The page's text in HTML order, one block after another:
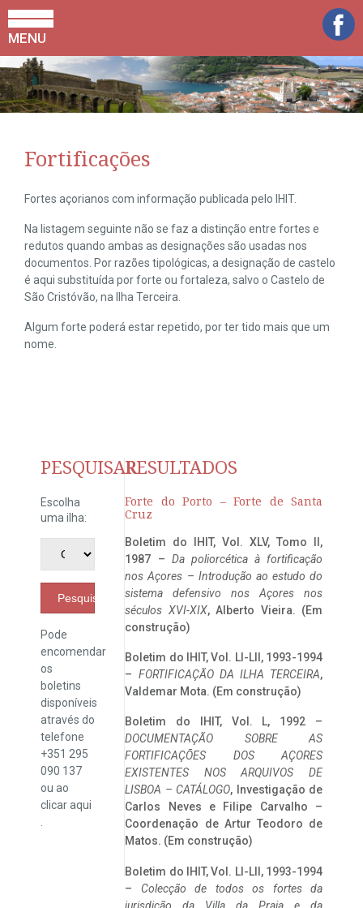
MENU
Fortificações
Fortes açorianos com informação publicada pelo IHIT.
Na listagem seguinte não se faz a distinção entre fortes e
redutos quando ambas as designações são usadas nos
documentos. Por razões tipológicas, a designação de castelo
é aqui substituída por forte ou fortaleza, salvo o Castelo de
São Cristóvão, na Ilha Terceira.
Algum forte poderá estar repetido, por ter tido mais que um
nome.
PESQUISAR
Escolha
uma ilha:
Pesquisar
Pode
encomendar
os
boletins
disponíveis
através do
telefone
+351 295
090 137
ou ao
clicaraqui
RESULTADOS
Forte do Porto – Forte de Santa
Cruz
Boletim do IHIT, Vol. XLV, Tomo II,
1987 – Da poliorcética à fortificação
nos Açores – Introdução ao estudo do
sistema defensivo nos Açores nos
séculos XVI-XIX, Alberto Vieira. (Em
construção)
Boletim do IHIT, Vol. LI-LII, 1993-1994
– FORTIFICAÇÃO DA ILHA TERCEIRA,
Valdemar Mota. (Em construção)
Boletim do IHIT, Vol. L, 1992 –
DOCUMENTAÇÃO SOBRE AS
FORTIFICAÇÕES DOS AÇORES
EXISTENTES NOS ARQUIVOS DE
LISBOA – CATÁLOGO, Investigação de
Carlos Neves e Filipe Carvalho –
Coordenação de Artur Teodoro de
Matos. (Em construção)
Boletim do IHIT, Vol. LI-LII, 1993-1994
– Colecção de todos os fortes da
jurisdição da Villa da Praia e da